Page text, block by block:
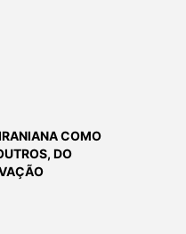
COMO
DO